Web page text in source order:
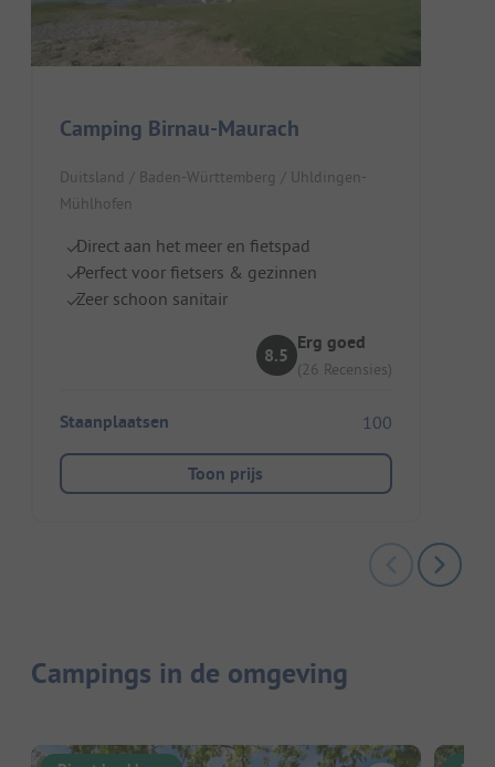
Camping Birnau-Maurach
Duitsland / Baden-Württemberg / Uhldingen-
Mühlhofen
Direct aan het meer en fietspad
Perfect voor fietsers & gezinnen
Zeer schoon sanitair
8.5
Erg goed
(26 Recensies)
Staanplaatsen 100
Toon prijs
Campings in de omgeving